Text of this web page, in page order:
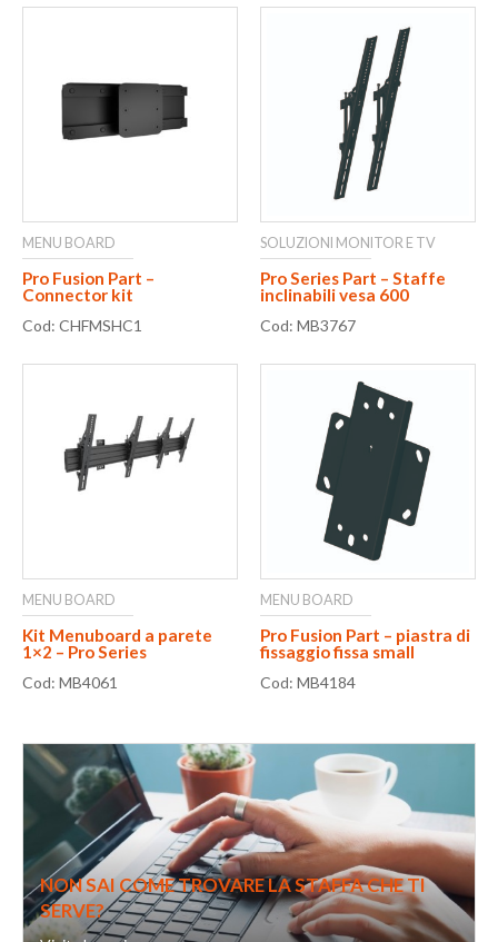
MENU BOARD
Pro Fusion Part –
Connector kit
Cod: CHFMSHC1
SOLUZIONI MONITOR E TV
Pro Series Part – Staffe
inclinabili vesa 600
Cod: MB3767
MENU BOARD
Kit Menuboard a parete
1×2 – Pro Series
Cod: MB4061
MENU BOARD
Pro Fusion Part – piastra di
fissaggio fissa small
Cod: MB4184
NON SAI COME TROVARE LA STAFFA CHE TI
SERVE?